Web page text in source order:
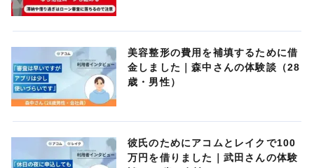
美容整形の費用を補填するために借
金しました｜森中さんの体験談（28
歳・男性）
彼氏のためにアコムとレイクで100
万円を借りました｜武田さんの体験